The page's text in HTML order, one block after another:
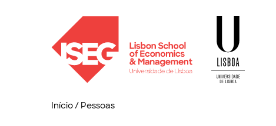
Início/ Pessoas